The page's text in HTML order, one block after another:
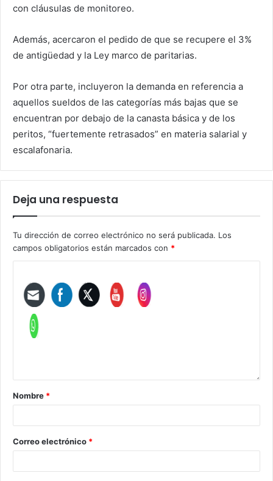
con cláusulas de monitoreo.
Además, acercaron el pedido de que se recupere el 3%
de antigüedad y la Ley marco de paritarias.
Por otra parte, incluyeron la demanda en referencia a
aquellos sueldos de las categorías más bajas que se
encuentran por debajo de la canasta básica y de los
peritos, “fuertemente retrasados” en materia salarial y
escalafonaria.
Deja una respuesta
Tu dirección de correo electrónico no será publicada. Los
campos obligatorios están marcados con *
Nombre *
Correo electrónico *